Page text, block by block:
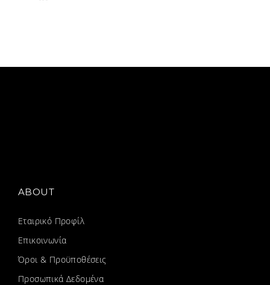
ABOUT
Εταιρικό Προφίλ
Επικοινωνία
Όροι & Προϋποθέσεις
Προσωπικά Δεδομένα